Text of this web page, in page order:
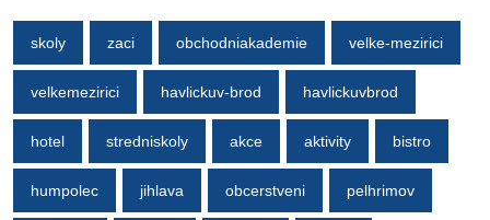
skoly zaci obchodniakademie velke-mezirici
velkemezirici havlickuv-brod havlickuvbrod
hotel stredniskoly akce aktivity bistro
humpolec jihlava obcerstveni pelhrimov